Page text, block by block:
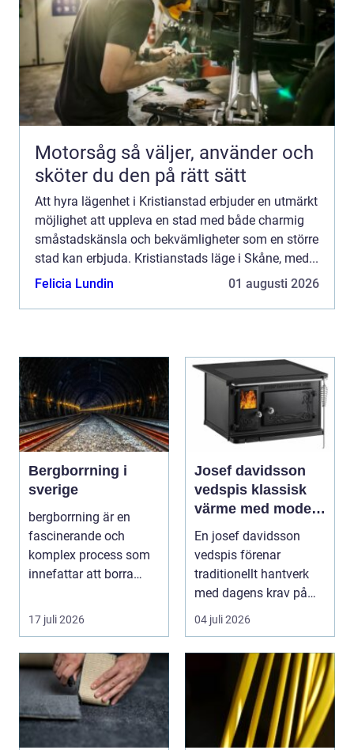
Motorsåg så väljer, använder och
sköter du den på rätt sätt
Att hyra lägenhet i Kristianstad erbjuder en utmärkt
möjlighet att uppleva en stad med både charmig
småstadskänsla och bekvämligheter som en större
stad kan erbjuda. Kristianstads läge i Skåne, med...
Felicia Lundin
01 augusti 2026
Bergborrning i
sverige
bergborrning är en
fascinerande och
komplex process som
innefattar att borra
minerale...
17 juli 2026
Josef davidsson
vedspis klassisk
värme med modern
funktion
En josef davidsson
vedspis förenar
traditionellt hantverk
med dagens krav på
effektiv, trygg och mil...
04 juli 2026